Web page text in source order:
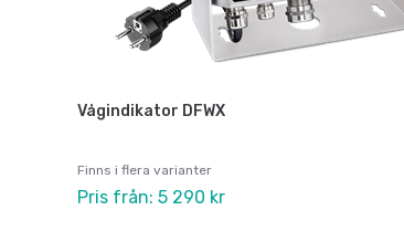
Vågindikator DFWX
Finns i flera varianter
Pris från: 5 290 kr